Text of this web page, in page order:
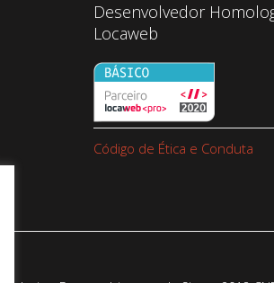
Desenvolvedor
Locaweb
Código de Ética e Conduta